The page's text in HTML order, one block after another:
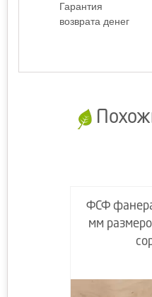
Гарантия
возврата денег
ФСФ
мм